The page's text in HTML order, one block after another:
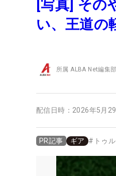
[写真] その
い、王道の
所属ALBA Net編集部
配信日時： 2026年5月
PR記事 ギア # トゥ